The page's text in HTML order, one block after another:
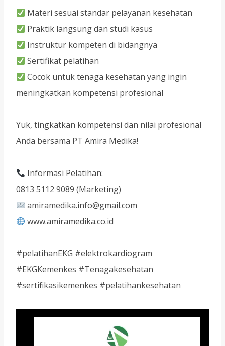
Materi sesuai standar pelayanan kesehatan
Praktik langsung dan studi kasus
Instruktur kompeten di bidangnya
Sertifikat pelatihan
Cocok untuk tenaga kesehatan yang ingin
meningkatkan kompetensi profesional
Yuk, tingkatkan kompetensi dan nilai profesional
Anda bersama PT Amira Medika!
Informasi Pelatihan:
0813 5112 9089 (Marketing)
amiramedika.info@gmail.com
www.amiramedika.co.id
#pelatihanEKG #elektrokardiogram
#EKGKemenkes #Tenagakesehatan
#sertifikasikemenkes #pelatihankesehatan